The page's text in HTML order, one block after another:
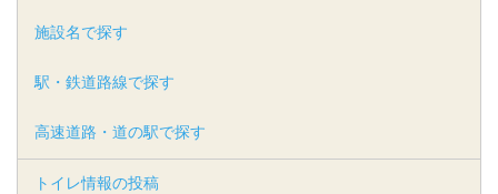
施設名で探す
駅・鉄道路線で探す
高速道路・道の駅で探す
トイレ情報の投稿